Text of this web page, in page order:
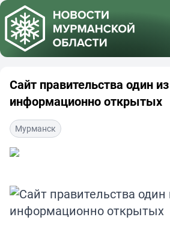
Сайт правительства один
информационно открытых
Мурманск